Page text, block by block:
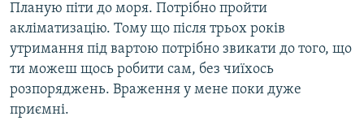
Планую піти до моря. Потрібно пройти
акліматизацію. Тому що після трьох років
утримання під вартою потрібно звикати до того, що
ти можеш щось робити сам, без чиїхось
розпоряджень. Враження у мене поки дуже
приємні.